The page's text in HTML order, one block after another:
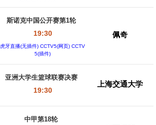
斯诺克中国公开赛第1轮
19:30
虎牙直播(无插件) CCTV5(网页) CCTV
5(插件)
佩奇
亚洲大学生篮球联赛决赛
19:30
上海交通大学
中甲第18轮